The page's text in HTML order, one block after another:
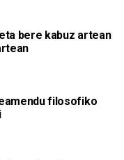
bere kabuz artean
filosofiko